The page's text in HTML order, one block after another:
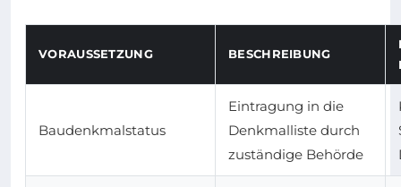
VORAUSSETZUNG BESCHREIBUNG
Baudenkmalstatus
Eintragung in die
Denkmalliste durch
zuständige Behörde